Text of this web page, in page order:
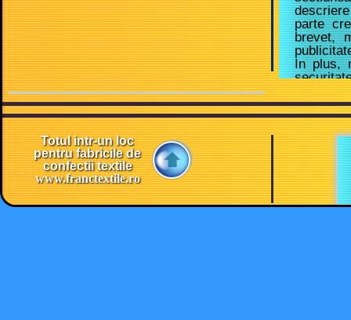
parte
brevet,
In plus,
alta
altei
pot
Sunteti
am
ul nostru
oricareia
Totul intr-un loc
pentru fabricile de
confectii textile
www.franctextile.ro